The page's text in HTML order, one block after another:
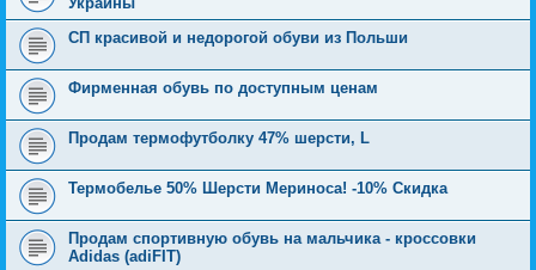
СП красивой и недорогой обуви из Польши
Фирменная обувь по доступным ценам
Продам термофутболку 47% шерсти, L
Термобелье 50% Шерсти Мериноса! -10% Скидка
Продам спортивную обувь на мальчика - кроссовки
Adidas (adiFIT)